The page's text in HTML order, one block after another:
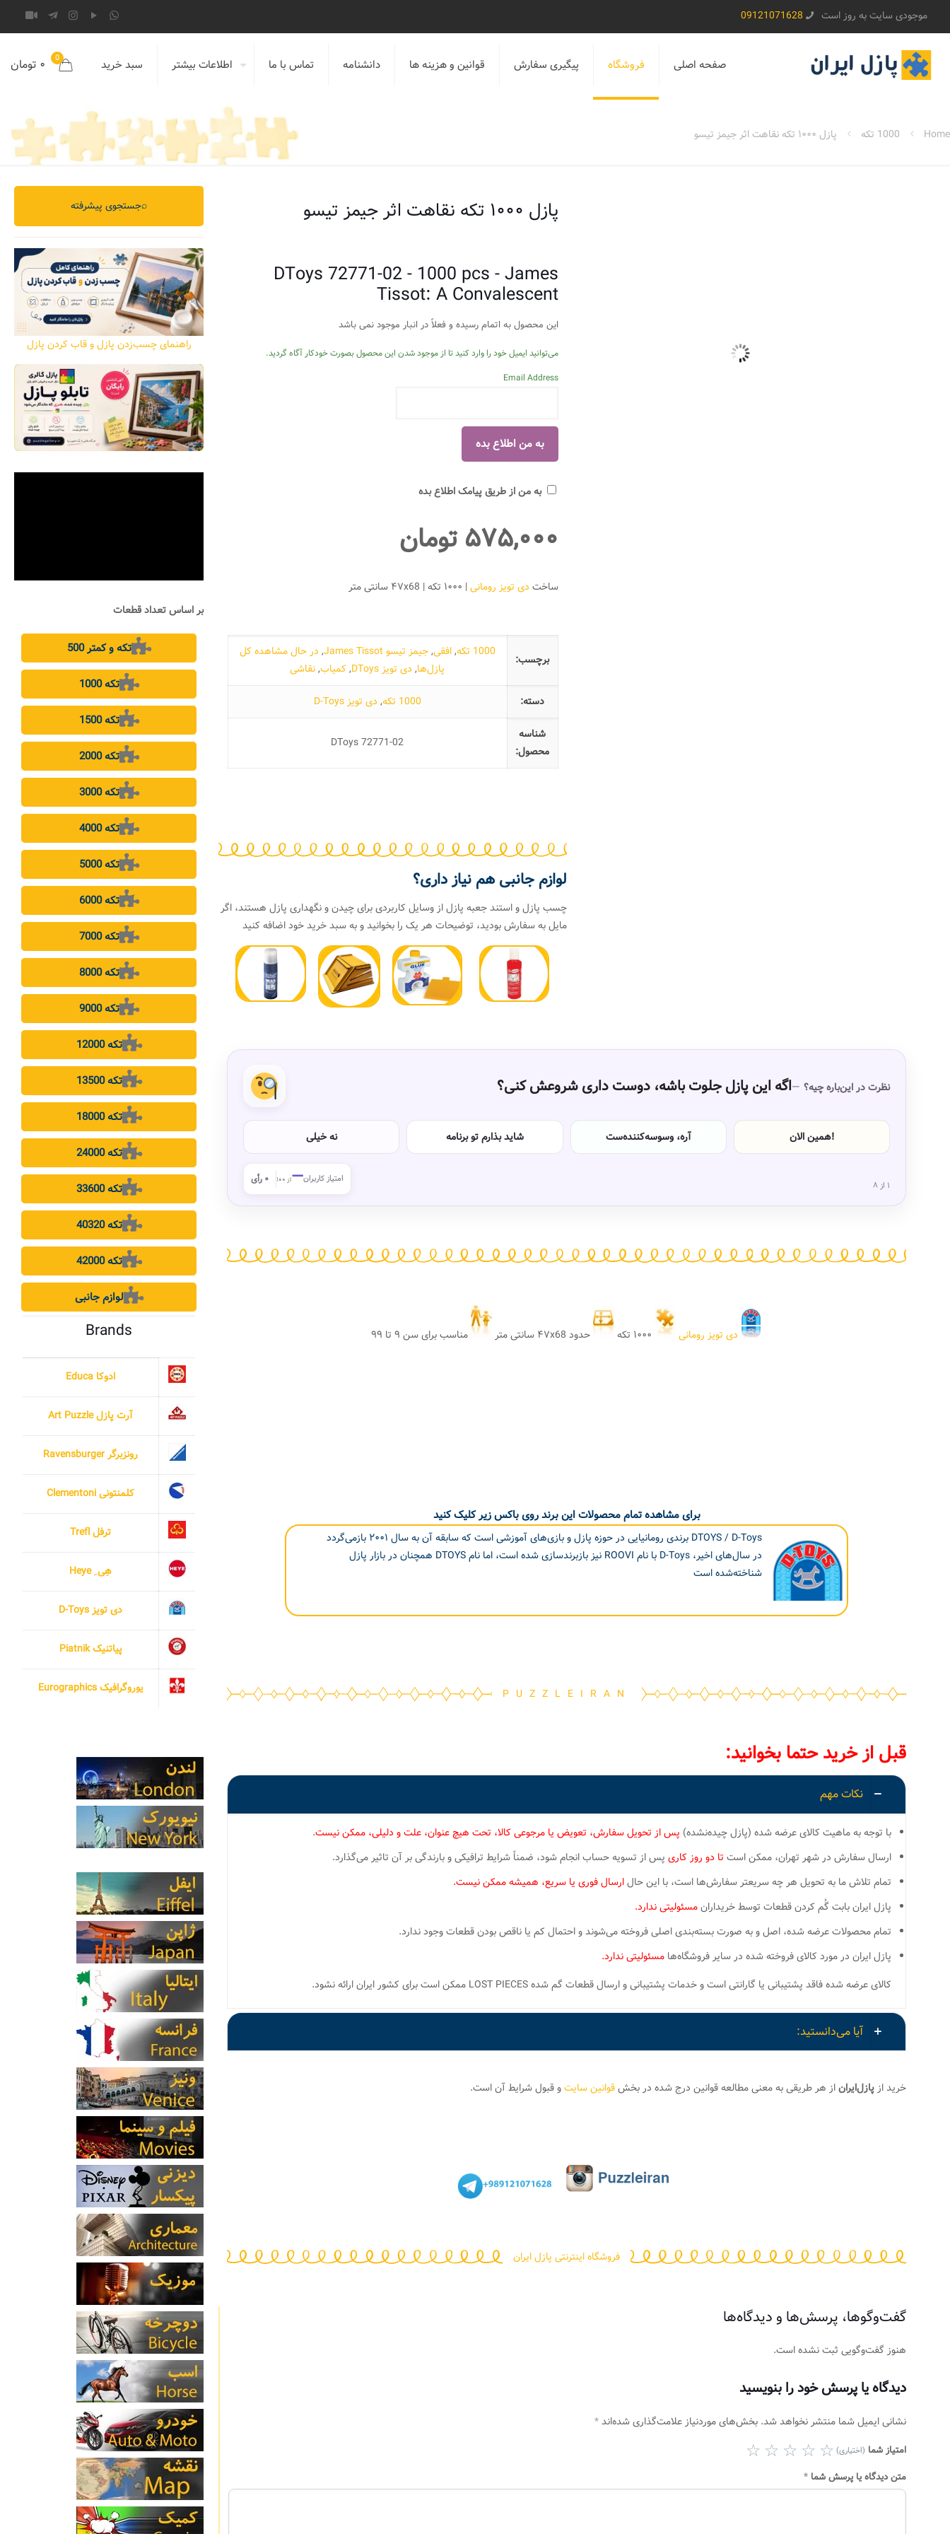
موجودی سایت به روز است 09121071628
صفحه اصلی فروشگاه پیگیری سفارش قوانین و هزینه ها دانشنامه تماس با ما اطلاعات بیشتر سبد خرید 0 ۰ تومان
Home 1000 تکه پازل ۱۰۰۰ تکه نقاهت اثر جیمز تیسو
پازل ۱۰۰۰ تکه نقاهت اثر جیمز تیسو
DToys 72771-02 - 1000 pcs - James
Tissot: A Convalescent
این محصول به اتمام رسیده و فعلاً در انبار موجود نمی باشد
می‌توانید ایمیل خود را وارد کنید تا از موجود شدن این محصول بصورت خودکار آگاه گردید.
Email Address
به من از طریق پیامک اطلاع بده
۵۷۵,۰۰۰ تومان
ساخت دی تویز رومانی| ۱۰۰۰ تکه | ۴۷x68 سانتی متر
برچسب:
1000 تکه ,افقی,جیمز تیسو James Tissot , در حال مشاهده کل
پازل‌ها, دی تویز DToys , کمیاب,نقاشی
دسته: 1000 تکه , دی تویز D-Toys
شناسه
محصول:
DToys 72771-02
لوازم جانبی هم نیاز داری؟
چسب پازل و استند جعبه پازل از وسایل کاربردی برای چیدن و نگهداری پازل هستند، اگر
مایل به سفارش بودید، توضیحات هر یک را بخوانید و به سبد خرید خود اضافه کنید
نظرت در این‌باره چیه؟ اگه این پازل جلوت باشه، دوست داری شروعش کنی؟
همین الان! آره، وسوسه‌کننده‌ست شاید بذارم تو برنامه نه خیلی
امتیاز کاربران—از ۱۰۰ ۰ رأی ۱ از ۸
دی تویز رومانی حدود ۴۷x68 سانتی متر مناسب برای سن ۹ تا ۹۹
برای مشاهده تمام محصولات این برند روی باکس زیر کلیک کنید
DTOYS / D-Toys
برندی رومانیایی در حوزه پازل و بازی‌های آموزشی است که سابقه آن به سال ۲۰۰۱ بازمی‌گردد
در سال‌های اخیر، D-Toys با نام ROOVI نیز بازبرندسازی شده است، اما نام DTOYS همچنان در بازار پازل
شناخته‌شده است
PUZZLEIRAN
قبل از خرید حتما بخوانید:
نکات مهم
با توجه به ماهیت کالای عرضه شده (پازل چیده‌نشده) پس از تحویل سفارش، تعویض یا مرجوعی کالا، تحت هیچ عنوان، علت و دلیلی، ممکن نیست.
ارسال سفارش در شهر تهران، ممکن است تا دو روز کاری پس از تسویه حساب انجام شود، ضمناً شرایط ترافیکی و بارندگی بر آن تاثیر می‌گذارد.
تمام تلاش ما به تحویل هر چه سریعتر سفارش‌ها است، با این حالارسال فوری یا سریع، همیشه ممکن نیست.
پازل ایران بابت گُم کردن قطعات توسط خریدارانمسئولیتی ندارد.
تمام محصولات عرضه شده، اصل و به صورت بسته‌بندی اصلی فروخته می‌شوند و احتمال کم یا ناقص بودن قطعات وجود ندارد.
پازل ایران در مورد کالای فروخته شده در سایر فروشگاه‌ها مسئولیتی ندارد.
کالای عرضه شده فاقد پشتیبانی یا گارانتی است و خدمات پشتیبانی و ارسال قطعات گم شده LOST PIECES ممکن است برای کشور ایران ارائه نشود.
آیا می‌دانستید:
خرید از پازل‌ایراناز هر طریقی به معنی مطالعه قوانین درج شده در بخشقوانین سایتو قبول شرایط آن است.
فروشگاه اینترنتی پازل ایران
گفت‌وگوها، پرسش‌ها و دیدگاه‌ها
هنوز گفت‌وگویی ثبت نشده است.
دیدگاه یا پرسش خود را بنویسید
نشانی ایمیل شما منتشر نخواهد شد. بخش‌های موردنیاز علامت‌گذاری شده‌اند*
امتیاز شما (اختیاری)
متن دیدگاه یا پرسش شما *
جستجوی پیشرفته⌕
راهنمای چسب‌زدن پازل و قاب کردن پازل
بر اساس تعداد قطعات
500 تکه و کمتر
1000 تکه
1500 تکه
2000 تکه
3000 تکه
4000 تکه
5000 تکه
6000 تکه
7000 تکه
8000 تکه
9000 تکه
12000 تکه
13500 تکه
18000 تکه
24000 تکه
33600 تکه
40320 تکه
42000 تکه
لوازم جانبی
Brands
ادوکا Educa
آرت پازل Art Puzzle
رونزبرگر Ravensburger
کلمنتونی Clementoni
ترفل Trefl
هِی ِ Heye
دی تویز D-Toys
پیاتنیک Piatnik
یوروگرافیک Eurographics